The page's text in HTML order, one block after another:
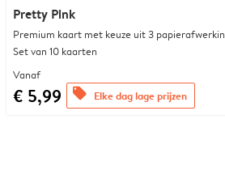
Pretty Pink
Premium kaart met keuze uit 3
Set van 10 kaarten
Vanaf
€ 5,99 offers Elke dag lage prijzen